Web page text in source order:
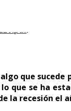
que sucede
que se ha
la recesión el